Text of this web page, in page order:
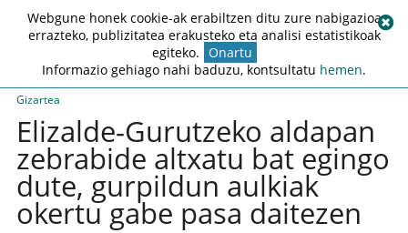
Gizartea
Elizalde-Gurutzeko aldapan
zebrabide altxatu bat egingo
dute, gurpildun aulkiak
okertu gabe pasa daitezen
Webgune honek cookie-ak erabiltzen ditu zure nabigazioa
errazteko, publizitatea erakusteko eta analisi estatistikoak
egiteko. Onartu
Informazio gehiago nahi baduzu, kontsultatu hemen.